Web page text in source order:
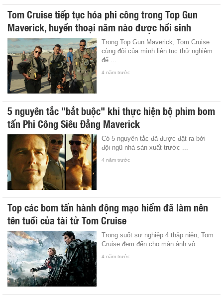
Tom Cruise tiếp tục hóa phi công trong Top Gun
Maverick, huyền thoại năm nào được hồi sinh
Trong Top Gun Maverick, Tom Cruise
cùng đội của mình liên tục thử nghiệm
để ...
4 năm trước
5 nguyên tắc "bắt buộc" khi thực hiện bộ phim bom
tấn Phi Công Siêu Đẳng Maverick
Có 5 nguyên tắc đã được đặt ra bởi
đội ngũ nhà sản xuất trước ...
4 năm trước
Top các bom tấn hành động mạo hiểm đã làm nên
tên tuổi của tài tử Tom Cruise
Trong suốt sự nghiệp 4 thập niên, Tom
Cruise đem đến cho màn ảnh vô ...
4 năm trước